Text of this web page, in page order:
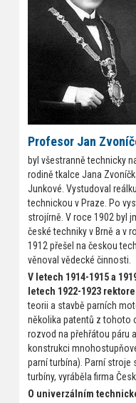
Profesor Jan
byl všestranně technicky
rodině tkalce Jana
Junkové. Vystudoval
technickou v Praze. Po
strojírně. V roce 1902 byl
české techniky v Brně a v
1912 přešel na českou
věnoval vědecké činnosti.
V letech 1914-1915 a
letech 1922-1923
teorii a stavbě parních
několika patentů z tohoto
rozvod na přehřátou páru
konstrukci
parní turbína). Parní
turbíny, vyráběla firma
O univerzálním